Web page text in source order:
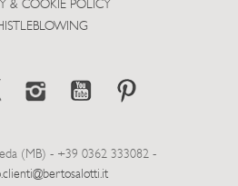
& COOKIE POLICY
(MB) - +39 0362 333082 -